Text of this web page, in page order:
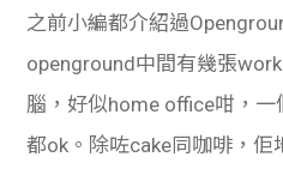
之前小編都介紹過
openground中間有幾張
腦，好似home office咁，
都ok。除咗cake同咖啡，佢